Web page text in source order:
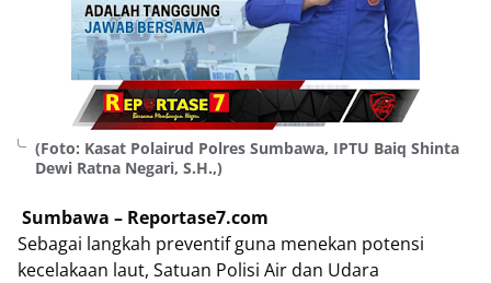
(Foto: Kasat Polairud Polres Sumbawa, IPTU Baiq Shinta
Dewi Ratna Negari, S.H.,)
Sumbawa – Reportase7.com
Sebagai langkah preventif guna menekan potensi
kecelakaan laut, Satuan Polisi Air dan Udara